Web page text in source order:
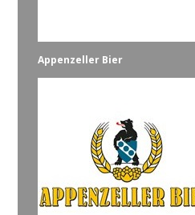
Appenzeller Bier